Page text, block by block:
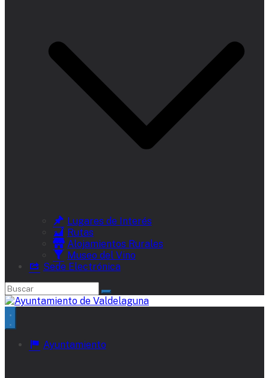
Lugares de Interés
Rutas
Alojamientos Rurales
Museo del Vino
Sede Electrónica
Ayuntamiento